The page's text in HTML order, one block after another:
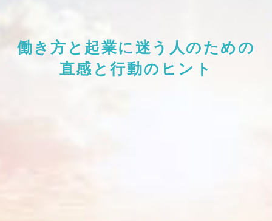
働き方と起業に迷う人のための
直感と行動のヒント